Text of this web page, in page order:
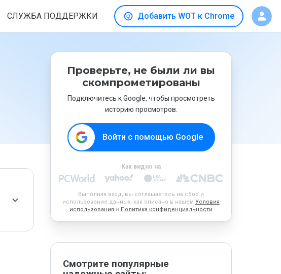
СЛУЖБА ПОДДЕРЖКИ Добавить WOT к Chrome
Проверьте, не были ли вы
скомпрометированы
Подключитесь к Google, чтобы просмотреть
историю просмотров.
Войти с помощью Google
Как видно на
Выполняя вход, вы соглашаетесь на сбор и
использование данных, как описано в нашем Условия
использования и Политика конфиденциальности
Смотрите популярные